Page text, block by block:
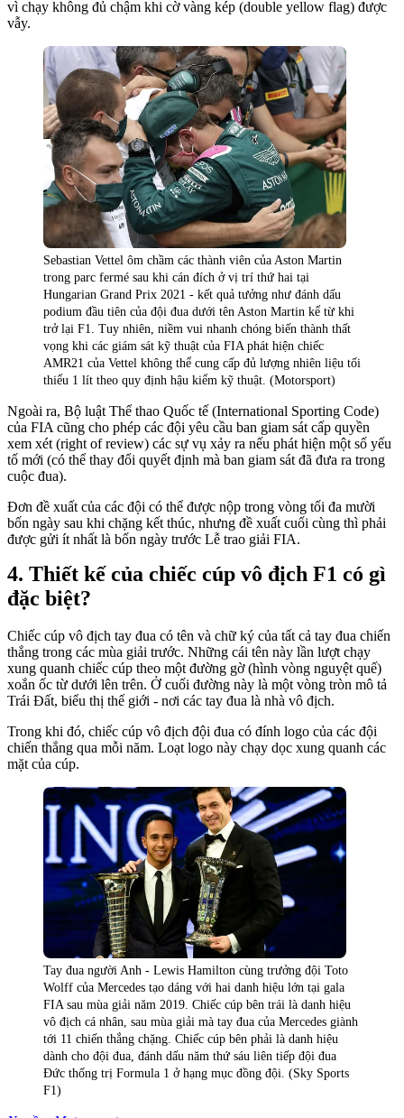
vì chạy không đủ chậm khi cờ vàng kép (double yellow flag) được
vẫy.
Sebastian Vettel ôm chầm các thành viên của Aston Martin
trong parc fermé sau khi cán đích ở vị trí thứ hai tại
Hungarian Grand Prix 2021 - kết quả tưởng như đánh dấu
podium đầu tiên của đội đua dưới tên Aston Martin kể từ khi
trở lại F1. Tuy nhiên, niềm vui nhanh chóng biến thành thất
vọng khi các giám sát kỹ thuật của FIA phát hiện chiếc
AMR21 của Vettel không thể cung cấp đủ lượng nhiên liệu tối
thiểu 1 lít theo quy định hậu kiểm kỹ thuật. (Motorsport)
Ngoài ra, Bộ luật Thể thao Quốc tế (International Sporting Code)
của FIA cũng cho phép các đội yêu cầu ban giam sát cấp quyền
xem xét (right of review) các sự vụ xảy ra nếu phát hiện một số yếu
tố mới (có thể thay đổi quyết định mà ban giam sát đã đưa ra trong
cuộc đua).
Đơn đề xuất của các đội có thể được nộp trong vòng tối đa mười
bốn ngày sau khi chặng kết thúc, nhưng đề xuất cuối cùng thì phải
được gửi ít nhất là bốn ngày trước Lễ trao giải FIA.
Thiết kế của chiếc cúp vô địch F1 có gì
đặc biệt?
Chiếc cúp vô địch tay đua có tên và chữ ký của tất cả tay đua chiến
thắng trong các mùa giải trước. Những cái tên này lần lượt chạy
xung quanh chiếc cúp theo một đường gờ (hình vòng nguyệt quế)
xoắn ốc từ dưới lên trên. Ở cuối đường này là một vòng tròn mô tả
Trái Đất, biểu thị thế giới - nơi các tay đua là nhà vô địch.
Trong khi đó, chiếc cúp vô địch đội đua có đính logo của các đội
chiến thắng qua mỗi năm. Loạt logo này chạy dọc xung quanh các
mặt của cúp.
Tay đua người Anh - Lewis Hamilton cùng trưởng đội Toto
Wolff của Mercedes tạo dáng với hai danh hiệu lớn tại gala
FIA sau mùa giải năm 2019. Chiếc cúp bên trái là danh hiệu
vô địch cá nhân, sau mùa giải mà tay đua của Mercedes giành
tới 11 chiến thắng chặng. Chiếc cúp bên phải là danh hiệu
dành cho đội đua, đánh dấu năm thứ sáu liên tiếp đội đua
Đức thống trị Formula 1 ở hạng mục đồng đội. (Sky Sports
F1)